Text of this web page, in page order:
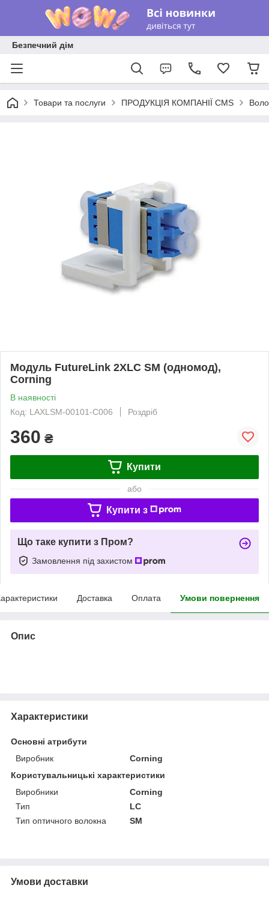
Безпечний дім
Товари та послуги ПРОДУКЦІЯ КОМПАНІЇ CMS
Модуль FutureLink 2XLC SM (одномод),
Corning
В наявності
Код: LAXLSM-00101-C006
Роздріб
360 ₴
Купити
або
Купити з
Що таке купити з Пром?
Замовлення під захистом
Доставка Оплата Умови повернення
Опис
Характеристики
Основні атрибути
Виробник
Corning
Користувальницькі характеристики
Виробники
Corning
Тип
LC
Тип оптичного волокна
SM
Умови доставки